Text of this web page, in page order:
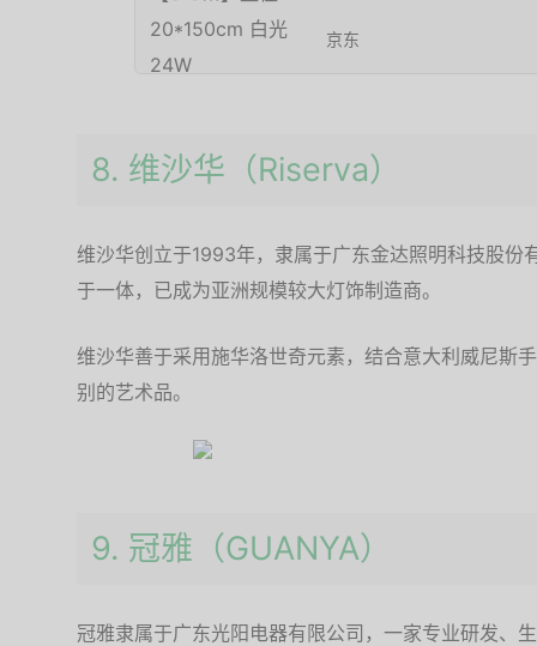
京东
8. 维沙华（Riserva）
维沙华创立于1993年，隶属于广东金达照明科技股份
于一体，已成为亚洲规模较大灯饰制造商。
维沙华善于采用施华洛世奇元素，结合意大利威尼斯
别的艺术品。
9. 冠雅（GUANYA）
冠雅隶属于广东光阳电器有限公司，一家专业研发、